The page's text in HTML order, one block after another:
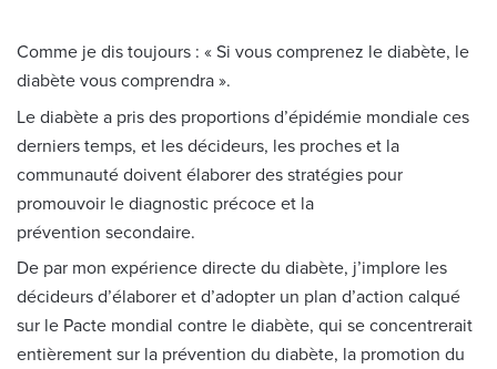
Comme je dis toujours : « Si vous comprenez le diabète, le
diabète vous comprendra ».
Le diabète a pris des proportions d’épidémie mondiale ces
derniers temps, et les décideurs, les proches et la
communauté doivent élaborer des stratégies pour
promouvoir le diagnostic précoce et la
prévention secondaire.
De par mon expérience directe du diabète, j’implore les
décideurs d’élaborer et d’adopter un plan d’action calqué
sur le Pacte mondial contre le diabète, qui se concentrerait
entièrement sur la prévention du diabète, la promotion du